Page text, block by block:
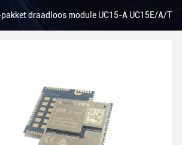
pakket draadloos module UC15-A UC15E/A/T